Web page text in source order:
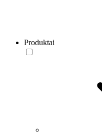
Produktai